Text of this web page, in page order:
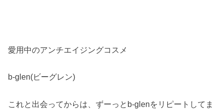
愛用中のアンチエイジングコスメ
b-glen(ビーグレン)
これと出会ってからは、ずーっとb-glenをリピートしてま